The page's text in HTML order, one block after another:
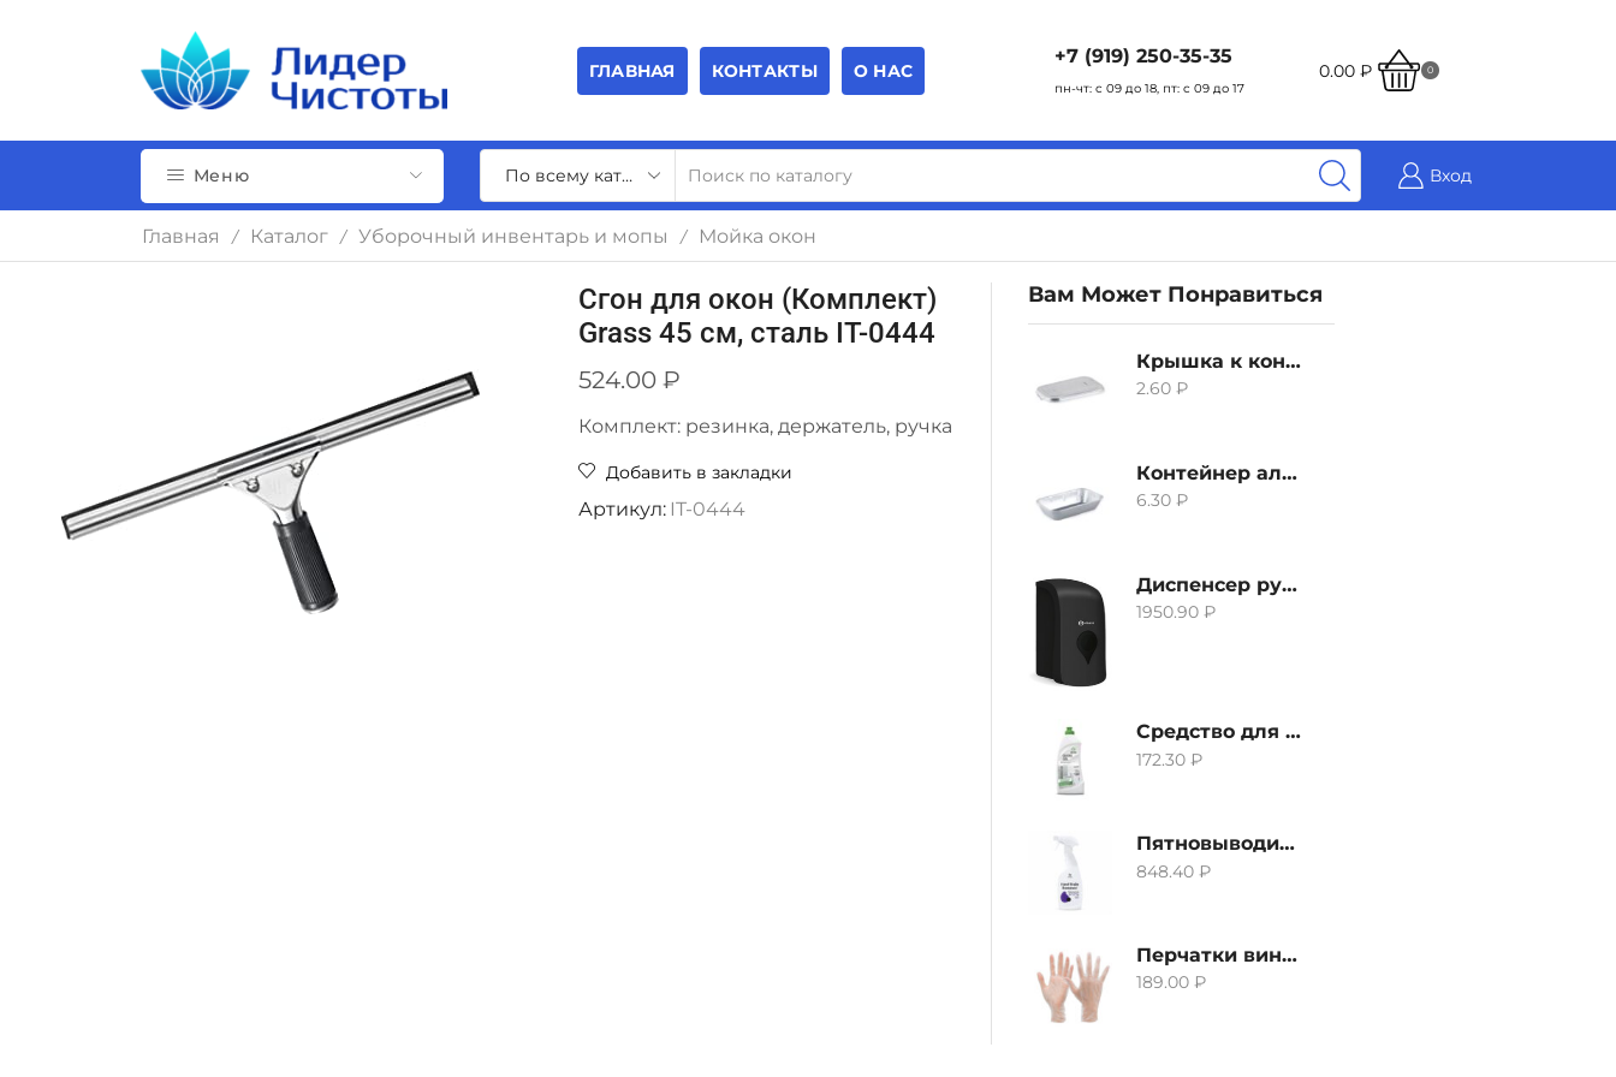
ГЛАВНАЯ КОНТАКТЫ О НАС
+7 (919) 250-35-35
пн-чт: с 09 до 18, пт: с 09 до 17
0.00 ₽ 0
Меню Вход
Главная / Каталог / Уборочный инвентарь и мопы / Мойка окон
Сгон для окон (Комплект)
Grass 45 см, сталь IT-0444
524.00 ₽
Комплект: резинка, держатель, ручка
Добавить в закладки
Артикул: IT-0444
Вам Может Понравиться
Крышка к контейнеру алюминиевого 380мл
2.60₽
Контейнер алюминиевый 380мл
6.30₽
Диспенсер ручной для жидкого мыла Grass IT-0638, черный
1950.90₽
Средство для удаления извести и ржавчины Grass Gloss-Gel, 500мл
172.30₽
Пятновыводитель Grass Hard Stain Remover, 600мл
848.40₽
Перчатки виниловые неопудренные CTP-BS, размер S
189.00₽